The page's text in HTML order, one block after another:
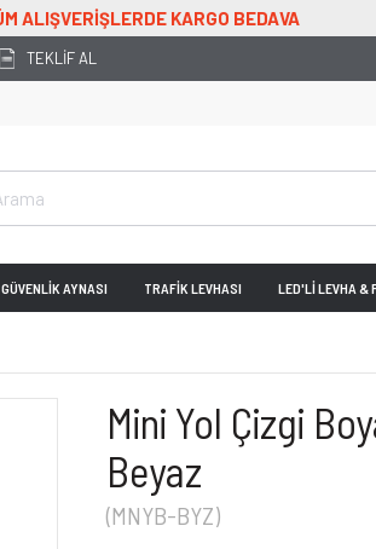
TEKLİF AL
GÜVENLİK AYNASI TRAFİK LEVHASI LED'Lİ LEVHA &
Mini Yol Çizgi
Beyaz
(MNYB-BYZ)